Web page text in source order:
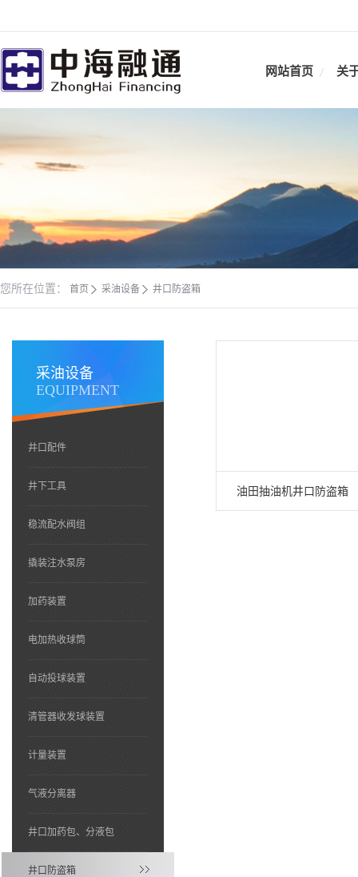
网站首页 关
您所在位置： 首页 采油设备 井口防盗箱
采油设备
EQUIPMENT
井口配件
井下工具
稳流配水阀组
撬装注水泵房
加药装置
电加热收球筒
自动投球装置
清管器收发球装置
计量装置
气液分离器
井口加药包、分液包
井口防盗箱
油田抽油机井口防盗箱